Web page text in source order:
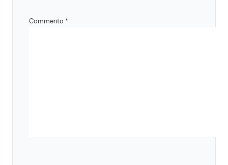
Commento *